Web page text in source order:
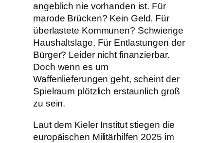
angeblich nie vorhanden ist. Für
marode Brücken? Kein Geld. Für
überlastete Kommunen? Schwierige
Haushaltslage. Für Entlastungen der
Bürger? Leider nicht finanzierbar.
Doch wenn es um
Waffenlieferungen geht, scheint der
Spielraum plötzlich erstaunlich groß
zu sein.
Laut dem Kieler Institut stiegen die
europäischen Militärhilfen 2025 im